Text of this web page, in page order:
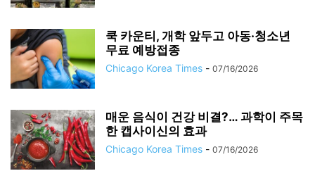
쿡 카운티, 개학 앞두고 아동·청소년
무료 예방접종
Chicago Korea Times - 07/16/2026
매운 음식이 건강 비결?… 과학이 주목
한 캡사이신의 효과
Chicago Korea Times - 07/16/2026